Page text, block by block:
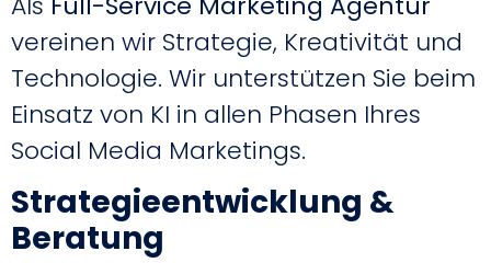
vereinen wir Strategie, Kreativität und
Technologie. Wir unterstützen Sie beim
Einsatz von KI in allen Phasen Ihres
Social Media Marketings.
Strategieentwicklung &
Beratung